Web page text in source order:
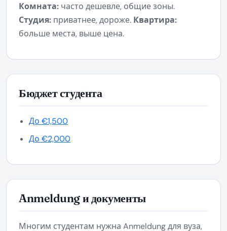
Комната: часто дешевле, общие зоны.
Студия: приватнее, дороже. Квартира:
больше места, выше цена.
Бюджет студента
До €1,500
До €2,000
Anmeldung и документы
Многим студентам нужна Anmeldung для вуза,